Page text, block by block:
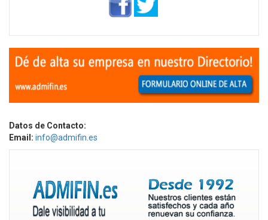
Datos de Contacto:
Email: info@admifin.es